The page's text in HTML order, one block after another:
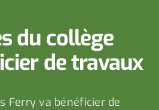
du collège
de travaux
Ferry va bénéficier de